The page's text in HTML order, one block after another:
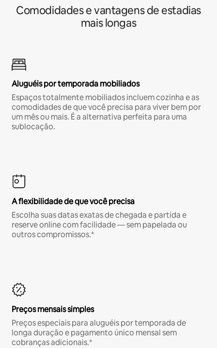
Comodidades e vantagens de estadias
mais longas
Aluguéis por temporada mobiliados
Espaços totalmente mobiliados incluem cozinha e as
comodidades de que você precisa para viver bem por
um mês ou mais. É a alternativa perfeita para uma
sublocação.
A flexibilidade de que você precisa
Escolha suas datas exatas de chegada e partida e
reserve online com facilidade — sem papelada ou
outros compromissos.*
Preços mensais simples
Preços especiais para aluguéis por temporada de
longa duração e pagamento único mensal sem
cobranças adicionais.*